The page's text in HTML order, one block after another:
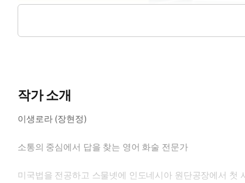
작가 소개
이생로라 (장현정)
소통의 중심에서 답을 찾는 영어 화술 전문가
미국법을 전공하고 스물넷에 인도네시아 원단공장에서